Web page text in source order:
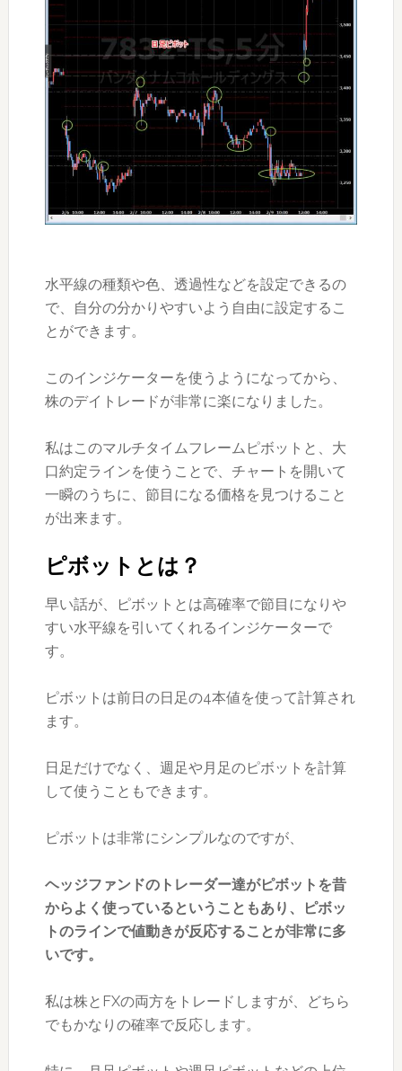
水平線の種類や色、透過性などを設定できるの
で、自分の分かりやすいよう自由に設定するこ
とができます。
このインジケーターを使うようになってから、
株のデイトレードが非常に楽になりました。
私はこのマルチタイムフレームピボットと、大
口約定ラインを使うことで、チャートを開いて
一瞬のうちに、節目になる価格を見つけること
が出来ます。
ピボットとは？
早い話が、ピボットとは高確率で節目になりや
すい水平線を引いてくれるインジケーターで
す。
ピボットは前日の日足の4本値を使って計算され
ます。
日足だけでなく、週足や月足のピボットを計算
して使うこともできます。
ピボットは非常にシンプルなのですが、
ヘッジファンドのトレーダー達がピボットを昔
からよく使っているということもあり、ピボッ
トのラインで値動きが反応することが非常に多
いです。
私は株とFXの両方をトレードしますが、どちら
でもかなりの確率で反応します。